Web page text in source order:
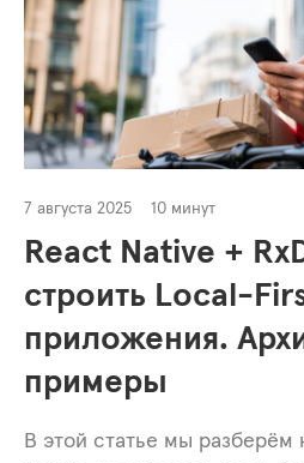
7 августа 2025 10 минут
React Native +
строить Local-
приложения.
примеры
В этой статье мы разберём